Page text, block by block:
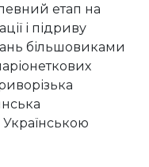
етап на
і підриву
більшовиками
Українською